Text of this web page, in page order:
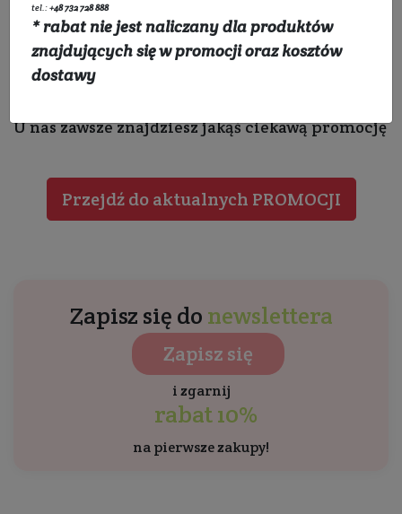
Ale nie martw się
U nas zawsze znajdziesz jakąś ciekawą promocję
Przejdź do aktualnych PROMOCJI
Zapisz się do newslettera
Zapisz się
i zgarnij
rabat 10%
na pierwsze zakupy!
tel.:+48 732 728 888
* rabat nie jest naliczany dla produktów
znajdujących się w promocji oraz kosztów
dostawy